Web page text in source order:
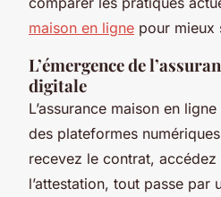
maison en ligne pour mieux
L’émergence de
digitale
L’assurance maison en
des plateformes
recevez le contrat, accédez
l’attestation, tout passe par